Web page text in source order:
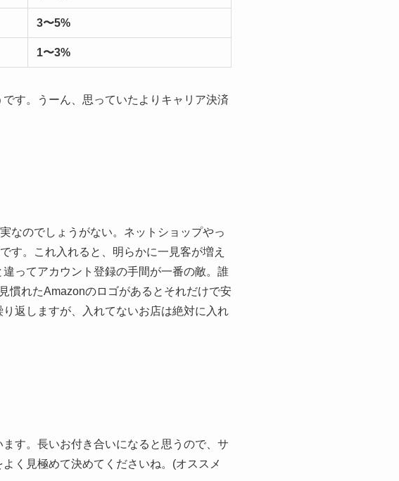
3〜5%
1〜3%
す。うーん、思っていたよりキャリア決済
なのでしょうがない。ネットショップやっ
す。これ入れると、明らかに一見客が増え
ってアカウント登録の手間が一番の敵。誰
慣れたAmazonのロゴがあるとそれだけで安
返しますが、入れてないお店は絶対に入れ
す。長いお付き合いになると思うので、サ
く見極めて決めてくださいね。(オススメ